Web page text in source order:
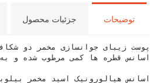
توضیحات جزئیات محصول